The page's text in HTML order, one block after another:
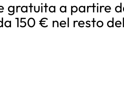
gratuita a partire
150 € nel resto